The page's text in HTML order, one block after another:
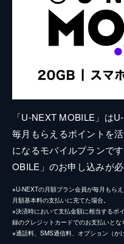
「U-NEXT MOBILE」は
毎月もらえるポイントを
になるモバイルプランで
OBILE」のお申し込みが必
※U-NEXTの月額プラン会員が毎月もら
月額基本料の支払いに充てた場合。
※決済時において支払金額に相当するポ
録のクレジットカードでのお支払いとな
※通話料、SMS通信料、オプション（か